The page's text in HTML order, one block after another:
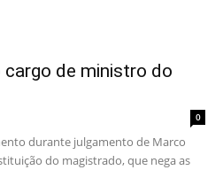
cargo de ministro do
0
durante julgamento de Marco
do magistrado, que nega as